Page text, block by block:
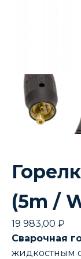
(5m /
19 983,00 ₽
Сварочная
жидкостным